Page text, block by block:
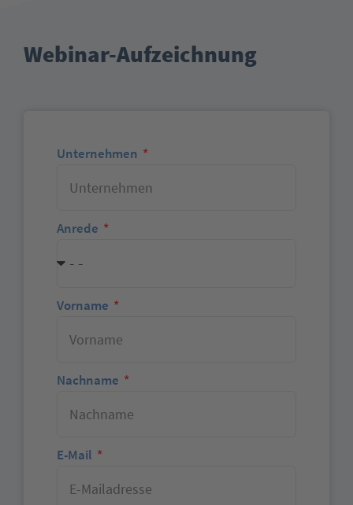
Webinar-Aufzeichnung
Unternehmen
Anrede
Vorname
Nachname
E-Mail